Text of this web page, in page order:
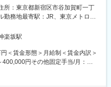
主業務に集中できる環境を提供す
ンジニアにとって煩わしい雑務は
きます。1人常駐の案件もございま
ン先を選定いたします。
PCキッティング、ネットワーク管
ス拠点に密着した業務となりま
の機器の管理・構築・運用、その
ート、トラブルシューティング対
て頂きます。
所：東京都新宿区市谷加賀町一丁
勤務地最寄駅：JR、東京メトロ、
煙対策：屋内喫煙可能場所あり変
リモートワーク含む）
楽坂駅
＜賃金形態＞月給制＜賃金内訳＞
円その他固定手当/月：